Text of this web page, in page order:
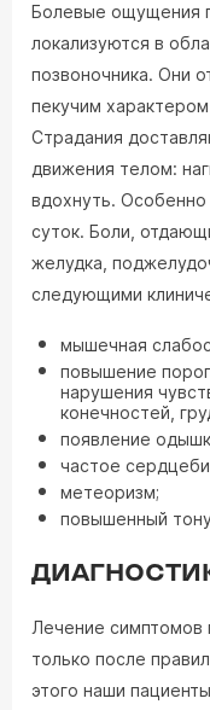
Болевые ощущения
локализуются в
позвоночника. Они
пекучим
Страдания
движения телом:
вдохнуть.
суток. Боли,
желудка,
следующими
мышечная
повышение
нарушения
конечностей,
появление
частое
метеоризм;
повышенный
Лечение симптомов
только после
этого наши